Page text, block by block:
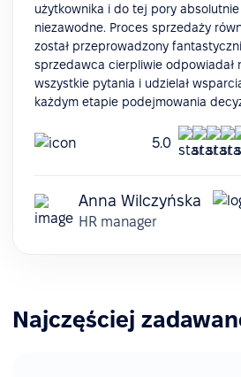
użytkownika i do tej pory absolutnie
niezawodne. Proces sprzedaży
został przeprowadzony
sprzedawca cierpliwie odpowiadał
wszystkie pytania i udzielał
każdym etapie podejmowania
5.0
Anna Wilczyńska
HR manager
Najczęściej